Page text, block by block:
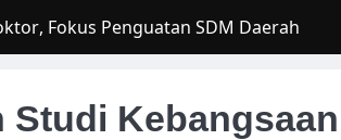
Fokus Penguatan SDM Daerah
Studi Kebangsaan